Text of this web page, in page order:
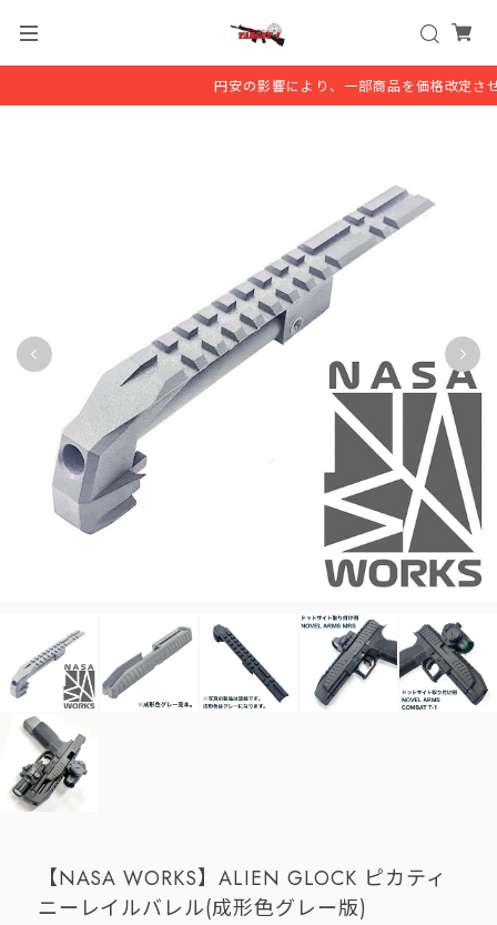
円安の影響により、一部商品を価格改定させ
【NASA WORKS】ALIEN GLOCK ピカティ
ニーレイルバレル(成形色グレー版)